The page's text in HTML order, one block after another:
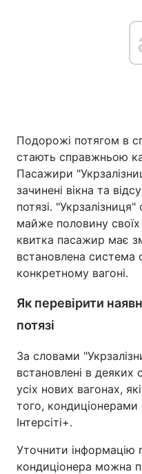
Подорожі потягом в
стають справжньою
Пасажири
зачинені вікна та
потязі.
майже половину
квитка пасажир має
встановлена система
конкретному вагоні.
Як перевірити
потязі
За словами
встановлені в
усіх нових вагонах,
того, кондиціонерами
Інтерсіті+.
Уточнити інформацію
кондиціонера можна